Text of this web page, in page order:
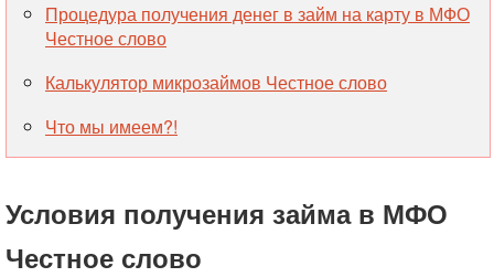
Процедура получения денег в займ на карту в МФО
Честное слово
Калькулятор микрозаймов Честное слово
Что мы имеем?!
Условия получения займа в МФО
Честное слово